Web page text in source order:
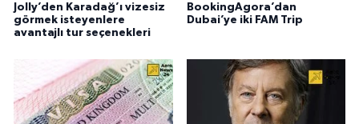
Jolly’den Karadağ’ı vizesiz
görmek isteyenlere
avantajlı tur seçenekleri
BookingAgora’dan
Dubai’ye iki FAM Trip